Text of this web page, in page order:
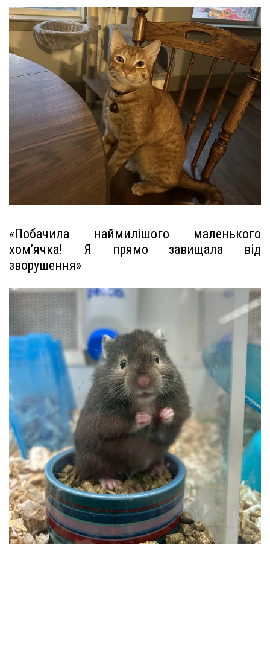
«Побачила наймилішого маленького
хом’ячка! Я прямо завищала від
зворушення»